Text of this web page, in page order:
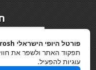
פורטל היופי הישראלי Barosh
תפקוד האתר ולשפר את
עוגיות להפעיל.